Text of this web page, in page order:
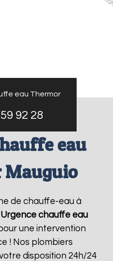
eau Thermor
92 28
eau
Mauguio
de chauffe-eau à
Urgence chauffe eau
une intervention
! Nos plombiers
disposition 24h/24